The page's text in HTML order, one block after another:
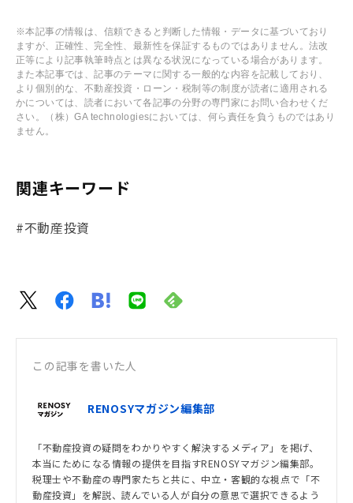
※本記事の情報は、信頼できると判断した情報・データに基づいており
ますが、正確性、完全性、最新性を保証するものではありません。法改
正等により記事執筆時点とは異なる状況になっている場合があります。
また本記事では、記事のテーマに関する一般的な内容を記載しており、
より個別的な、不動産投資・ローン・税制等の制度が読者に適用される
かについては、読者において各記事の分野の専門家にお問い合わせくだ
さい。（株）GA technologiesにおいては、何ら責任を負うものではあり
ません。
関連キーワード
#不動産投資
この記事を書いた人
RENOSYマガジン編集部
「不動産投資の疑問をわかりやすく解決するメディア」を掲げ、
本当にためになる情報の提供を目指すRENOSYマガジン編集部。
税理士や不動産の専門家たちと共に、中立・客観的な視点で「不
動産投資」を解説、読んでいる人が自分の意思で選択できるよう